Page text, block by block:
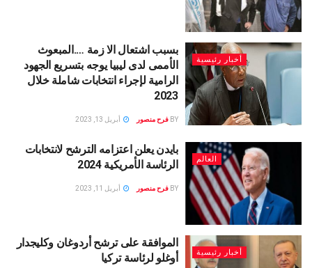
أخبار رئيسية
بسبب اشتعال الا زمة ….المبعوث
الأممى لدى ليبيا يوجه بتسريع الجهود
الرامية لإجراء انتخابات شاملة خلال
2023
BY فرح منصور أبريل 13, 2023
العالم
بايدن يعلن اعتزامه الترشح لانتخابات
الرئاسة الأمريكية 2024
BY فرح منصور أبريل 11, 2023
أخبار رئيسية
الموافقة على ترشح أردوغان وكليجدار
أوغلو لرئاسة تركيا